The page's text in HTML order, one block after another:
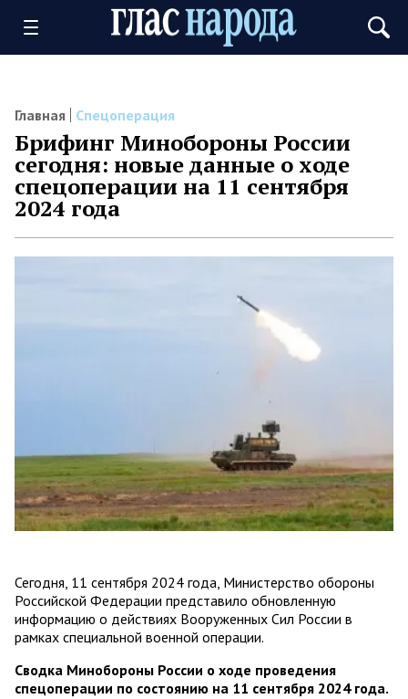
Главная Спецоперация
Брифинг Минобороны России
сегодня: новые данные о ходе
спецоперации на 11 сентября
2024 года
Сегодня, 11 сентября 2024 года, Министерство обороны
Российской Федерации представило обновленную
информацию о действиях Вооруженных Сил России в
рамках специальной военной операции.
Сводка Минобороны России о ходе проведения
спецоперации по состоянию на 11 сентября 2024 года.